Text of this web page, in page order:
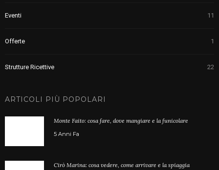
Eventi 11
Offerte 1
Strutture Ricettive 22
ARTICOLI PIÙ POPOLARI
Monte Faito: cosa fare, dove mangiare e la funicolare
5 Anni Fa
Cirò Marina: cosa vedere, come arrivare e la spiaggia